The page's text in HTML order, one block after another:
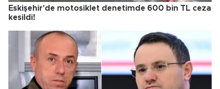
Eskişehir'de motosiklet denetimde 600 bin TL ceza
kesildi!